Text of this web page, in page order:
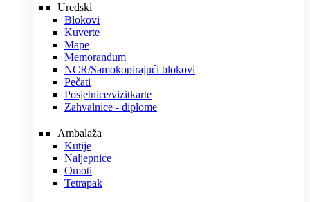
Uredski
Blokovi
Kuverte
Mape
Memorandum
NCR/Samokopirajući blokovi
Pečati
Posjetnice/vizitkarte
Zahvalnice - diplome
Ambalaža
Kutije
Naljepnice
Omoti
Tetrapak